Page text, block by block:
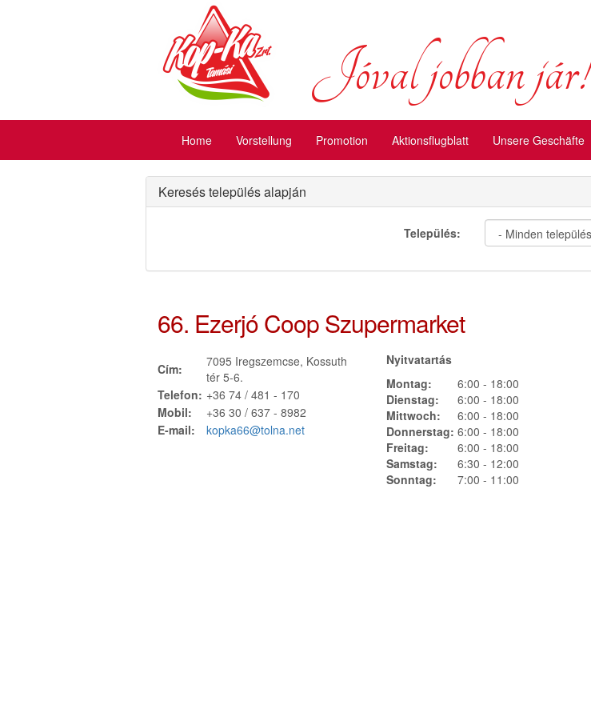
Jóval jobban jár!
Home Vorstellung Promotion Aktionsflugblatt Unsere Geschäfte
Keresés település alapján
Település:
66. Ezerjó Coop Szupermarket
Cím:
7095 Iregszemcse, Kossuth
tér 5-6.
Telefon: +36 74 / 481 - 170
Mobil:
+36 30 / 637 - 8982
E-mail:
kopka66@tolna.net
Nyitvatartás
Montag:
6:00 - 18:00
Dienstag:
6:00 - 18:00
Mittwoch:
6:00 - 18:00
Donnerstag: 6:00 - 18:00
Freitag:
6:00 - 18:00
Samstag:
6:30 - 12:00
Sonntag:
7:00 - 11:00